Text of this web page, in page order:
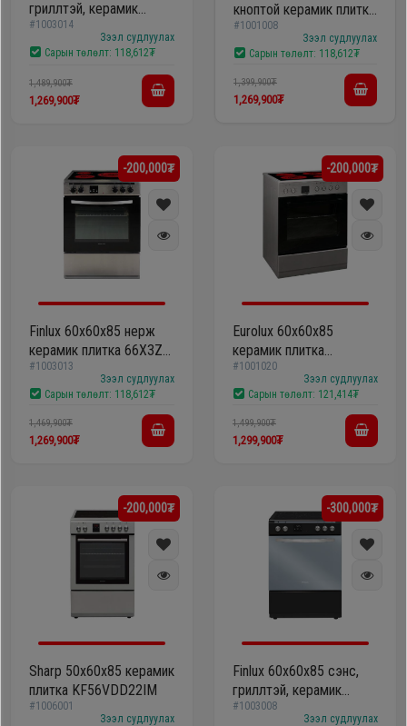
гриллтэй, керамик
плитка 66W3Z-HNA-P
#1003014
Зээл судлуулах
Сарын төлөлт: 118,612₮
1,489,900₮
1,269,900₮
кноптой керамик плитка
F5044XEDSP
#1001008
Зээл судлуулах
Сарын төлөлт: 118,612₮
1,399,900₮
1,269,900₮
-200,000₮
Finlux 60х60x85 нерж
керамик плитка 66X3Z-
HA
#1003013
Зээл судлуулах
Сарын төлөлт: 118,612₮
1,469,900₮
1,269,900₮
-200,000₮
Eurolux 60х60x85
керамик плитка
F6046XEDSP
#1001020
Зээл судлуулах
Сарын төлөлт: 121,414₮
1,499,900₮
1,299,900₮
-200,000₮
Sharp 50х60х85 керамик
плитка KF56VDD22IM
#1006001
Зээл судлуулах
-300,000₮
Finlux 60х60x85 сэнс,
гриллтэй, керамик
плитка 66B3Z
#1003008
Зээл судлуулах